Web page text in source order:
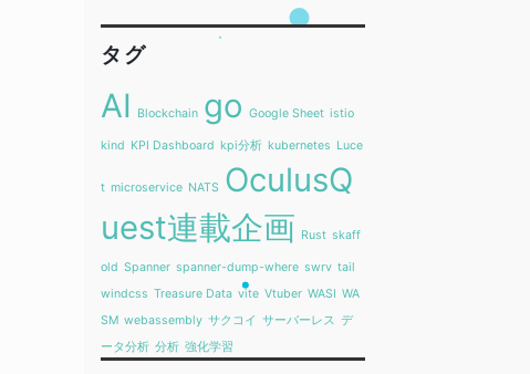
タグ
AI Blockchain go Google Sheet istio
kind KPI Dashboard kpi分析 kubernetes Luce
t microservice NATS OculusQ
uest連載企画 Rust skaff
old Spanner spanner-dump-where swrv tail
windcss Treasure Data vite Vtuber WASI WA
SM webassembly サクコイ サーバーレス デ
ータ分析 分析 強化学習